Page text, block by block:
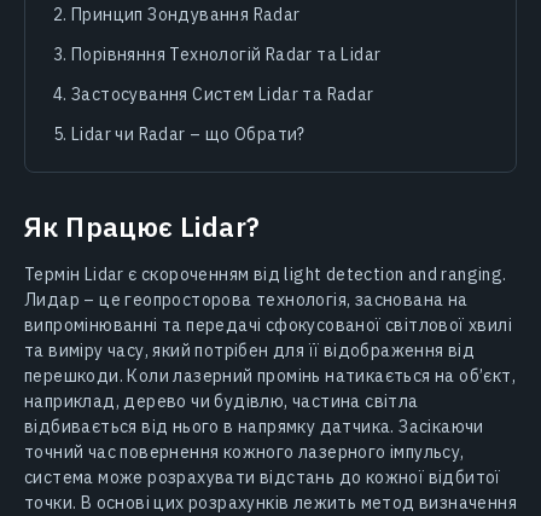
Принцип Зондування Radar
Порівняння Технологій Radar та Lidar
Застосування Систем Lidar та Radar
Lidar чи Radar – що Обрати?
Як Працює Lidar?
Термін Lidar є скороченням від light detection and ranging.
Лидар – це геопросторова технологія, заснована на
випромінюванні та передачі сфокусованої світлової хвилі
та виміру часу, який потрібен для її відображення від
перешкоди. Коли лазерний промінь натикається на об’єкт,
наприклад, дерево чи будівлю, частина світла
відбивається від нього в напрямку датчика. Засікаючи
точний час повернення кожного лазерного імпульсу,
система може розрахувати відстань до кожної відбитої
точки. В основі цих розрахунків лежить метод визначення